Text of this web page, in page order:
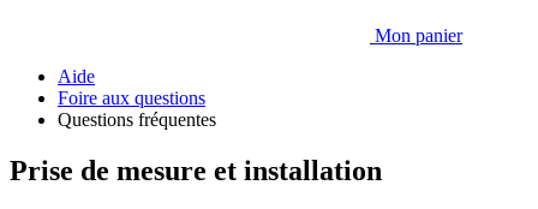
Mon panier
Aide
Foire aux questions
Questions fréquentes
Prise de mesure et installation